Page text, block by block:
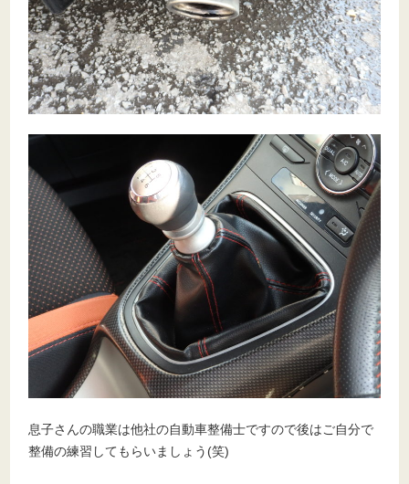
息子さんの職業は他社の自動車整備士ですので後はご自分で
整備の練習してもらいましょう(笑)